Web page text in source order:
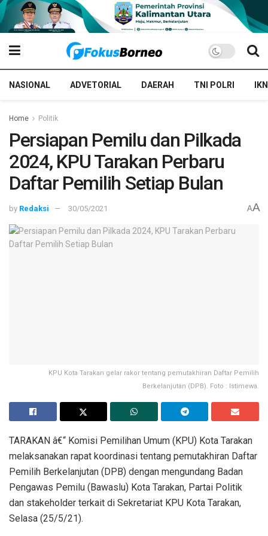
NASIONAL ADVETORIAL DAERAH TNI POLRI IKN
Home Politik
Persiapan Pemilu dan Pilkada
2024, KPU Tarakan Perbaru
Daftar Pemilih Setiap Bulan
by Redaksi 30/05/2021 AA
KPU Kota Tarakan gelar rakor tentang pemutakhiran Daftar Pemilih
Berkelanjutan (DPB). Foto : Istimewa.
TARAKAN â€“ Komisi Pemilihan Umum (KPU) Kota Tarakan
melaksanakan rapat koordinasi tentang pemutakhiran Daftar
Pemilih Berkelanjutan (DPB) dengan mengundang Badan
Pengawas Pemilu (Bawaslu) Kota Tarakan, Partai Politik
dan stakeholder terkait di Sekretariat KPU Kota Tarakan,
Selasa (25/5/21).